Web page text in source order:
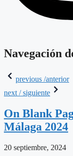
Navegación
previous /anterior
next / siguiente
On Blank
Málaga 2024
20 septiembre, 2024